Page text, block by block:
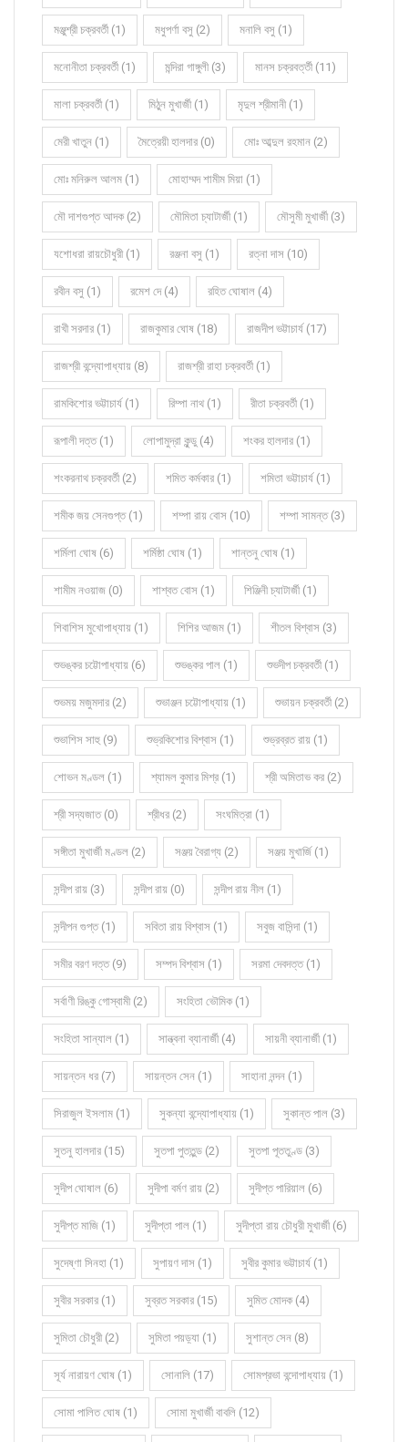
মঞ্জুশ্রী চক্রবর্তী (1) মধুপর্ণা বসু (2) মনালি বসু (1)
মনোনীতা চক্রবর্তী (1) মন্দিরা গাঙ্গুলী (3) মানস চক্রবর্ত্তী (11)
মালা চক্রবর্তী (1) মিঠুন মুখার্জী (1) মৃদুল শ্রীমানী (1)
মেরী খাতুন (1) মৈত্রেয়ী হালদার (0) মোঃ আব্দুল রহমান (2)
মোঃ মনিরুল আলম (1) মোহাম্মদ শামীম মিয়া (1)
মৌ দাশগুপ্ত আদক (2) মৌমিতা চ্যাটার্জী (1) মৌসুমী মুখার্জী (3)
যশোধরা রায়চৌধুরী (1) রঞ্জনা বসু (1) রত্না দাস (10)
রবীন বসু (1) রমেশ দে (4) রহিত ঘোষাল (4)
রাখী সরদার (1) রাজকুমার ঘোষ (18) রাজদীপ ভট্টাচার্য (17)
রাজশ্রী বন্দ্যোপাধ্যায় (8) রাজশ্রী রাহা চক্রবর্তী (1)
রামকিশোর ভট্টাচার্য (1) রিম্পা নাথ (1) রীতা চক্রবর্তী (1)
রূপালী দত্ত (1) লোপামুদ্রা কুন্ডু (4) শংকর হালদার (1)
শংকরনাথ চক্রবর্তী (2) শমিত কর্মকার (1) শমিতা ভট্টাচার্য (1)
শমীক জয় সেনগুপ্ত (1) শম্পা রায় বোস (10) শম্পা সামন্ত (3)
শর্মিলা ঘোষ (6) শর্মিষ্ঠা ঘোষ (1) শান্তনু ঘোষ (1)
শামীম নওয়াজ (0) শাশ্বত বোস (1) শিঞ্জিনী চ্যাটার্জী (1)
শিবাশিস মুখোপাধ্যায় (1) শিশির আজম (1) শীতল বিশ্বাস (3)
শুভঙ্কর চট্টোপাধ্যায় (6) শুভঙ্কর পাল (1) শুভদীপ চক্রবর্তী (1)
শুভময় মজুমদার (2) শুভাঞ্জন চট্টোপাধ্যায় (1) শুভায়ন চক্রবর্তী (2)
শুভাশিস সাহু (9) শুভ্রকিশোর বিশ্বাস (1) শুভ্রব্রত রায় (1)
শোভন মণ্ডল (1) শ্যামল কুমার মিশ্র (1) শ্রী অমিতাভ কর (2)
শ্রী সদ্যজাত (0) শ্রীধর (2) সংঘমিত্রা (1)
সঙ্গীতা মুখার্জী মণ্ডল (2) সঞ্জয় বৈরাগ্য (2) সঞ্জয় মুখার্জি (1)
সন্দীপ রায় (3) সন্দীপ রায় (0) সন্দীপ রায় নীল (1)
সন্দীপন গুপ্ত (1) সবিতা রায় বিশ্বাস (1) সবুজ বাসিন্দা (1)
সমীর বরণ দত্ত (9) সম্পদ বিশ্বাস (1) সরমা দেবদত্ত (1)
সর্বাণী রিঙ্কু গোস্বামী (2) সংহিতা ভৌমিক (1)
সংহিতা সান্যাল (1) সান্ত্বনা ব্যানার্জী (4) সায়নী ব্যানার্জী (1)
সায়ন্তন ধর (7) সায়ন্তন সেন (1) সাহানা নন্দন (1)
সিরাজুল ইসলাম (1) সুকন্যা বন্দ্যোপাধ্যায় (1) সুকান্ত পাল (3)
সুতনু হালদার (15) সুতপা পুততুন্ড (2) সুতপা পূততুণ্ড (3)
সুদীপ ঘোষাল (6) সুদীপা বর্মণ রায় (2) সুদীপ্ত পারিয়াল (6)
সুদীপ্ত মাজি (1) সুদীপ্তা পাল (1) সুদীপ্তা রায় চৌধুরী মুখার্জী (6)
সুদেষ্ণা সিনহা (1) সুপায়ণ দাস (1) সুবীর কুমার ভট্টাচার্য (1)
সুবীর সরকার (1) সুব্রত সরকার (15) সুমিত মোদক (4)
সুমিতা চৌধুরী (2) সুমিতা পয়ড়্যা (1) সুশান্ত সেন (8)
সূর্য নারায়ণ ঘোষ (1) সোনালি (17) সোমপ্রভা বন্দোপাধ্যায় (1)
সোমা পালিত ঘোষ (1) সোমা মুখার্জী বাবলি (12)